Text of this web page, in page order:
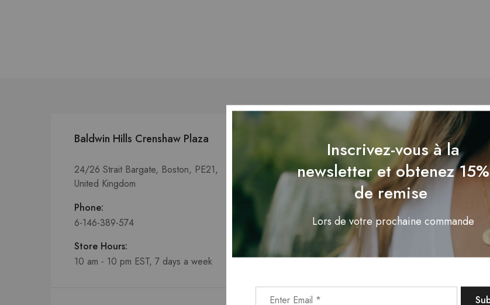
Baldwin Hills Crenshaw Plaza
24/26 Strait Bargate, Boston, PE21,
United Kingdom
Phone:
6-146-389-574
Store Hours:
10 am - 10 pm EST, 7 days a week
Inscrivez-vous à la
newsletter et obtenez 15%
de remise
Lors de votre prochaine commande